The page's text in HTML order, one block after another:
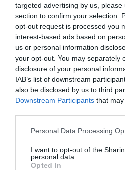
targeted advertising by us,
section to confirm your selection.
opt-out request is processed you
interest-based ads based on
us or personal information
your opt-out. You may separately
disclosure of your personal
IAB’s list of downstream
also be disclosed by us to third
Downstream Participants that
Personal Data Processing
I want to opt-out of the
personal data.
Opted In